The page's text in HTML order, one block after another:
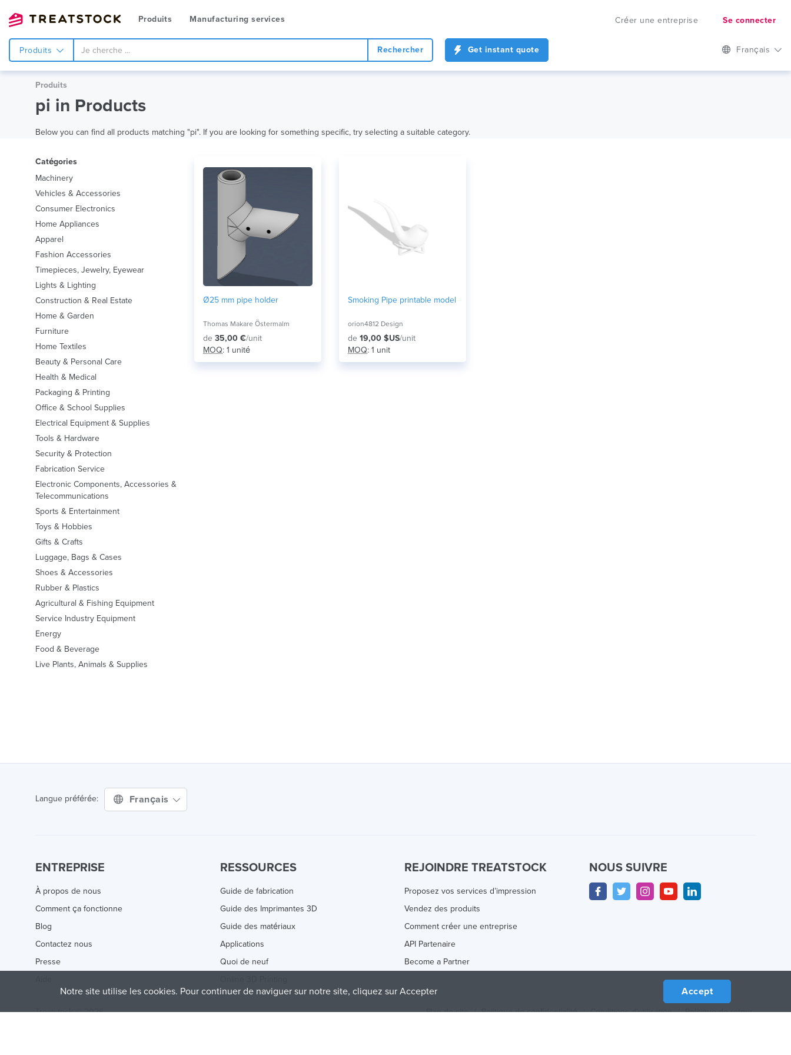
Produits Manufacturing services Créer une entreprise Se connecter
Produits Rechercher Get instant quote Français
Produits
pi in Products
Below you can find all products matching "pi". If you are looking for something specific, try selecting a suitable category.
Catégories
Machinery
Vehicles & Accessories
Consumer Electronics
Home Appliances
Apparel
Fashion Accessories
Timepieces, Jewelry, Eyewear
Lights & Lighting
Construction & Real Estate
Home & Garden
Furniture
Home Textiles
Beauty & Personal Care
Health & Medical
Packaging & Printing
Office & School Supplies
Electrical Equipment & Supplies
Tools & Hardware
Security & Protection
Fabrication Service
Electronic Components, Accessories &
Telecommunications
Sports & Entertainment
Toys & Hobbies
Gifts & Crafts
Luggage, Bags & Cases
Shoes & Accessories
Rubber & Plastics
Agricultural & Fishing Equipment
Service Industry Equipment
Energy
Food & Beverage
Live Plants, Animals & Supplies
Ø25 mm pipe holder
Thomas Makare Östermalm
de 35,00 €/unit
MOQ: 1 unité
Smoking Pipe printable model
orion4812 Design
de 19,00 $US/unit
MOQ: 1 unit
Langue préférée: Français
ENTREPRISE
À propos de nous
Comment ça fonctionne
Blog
Contactez nous
Presse
RESSOURCES
Guide de fabrication
Guide des Imprimantes 3D
Guide des matériaux
Applications
Quoi de neuf
REJOINDRE TREATSTOCK
Proposez vos services d’impression
Vendez des produits
Comment créer une entreprise
API Partenaire
Become a Partner
NOUS SUIVRE
Treatstock © 2026 Plan de site / Politique de confidentialité / Conditions d'utilisation / Politique de retour
Notre site utilise les cookies. Pour continuer de naviguer sur notre site, cliquez sur Accepter Accept